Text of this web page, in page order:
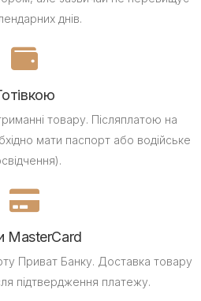
днів.
товару. Післяплатою на
мати паспорт або водійське
MasterCard
Приват Банку. Доставка товару
підтвердження платежу.